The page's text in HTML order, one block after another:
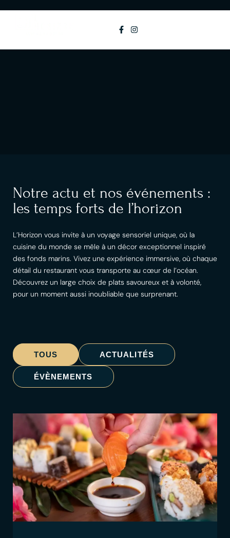
principal
Notre actu et nos événements :
les temps forts de l’horizon
L’Horizon vous invite à un voyage sensoriel unique, où la
cuisine du monde se mêle à un décor exceptionnel inspiré
des fonds marins. Vivez une expérience immersive, où chaque
détail du restaurant vous transporte au cœur de l’océan.
Découvrez un large choix de plats savoureux et à volonté,
pour un moment aussi inoubliable que surprenant.
ACTUALITÉS
ÉVÈNEMENTS
TOUS